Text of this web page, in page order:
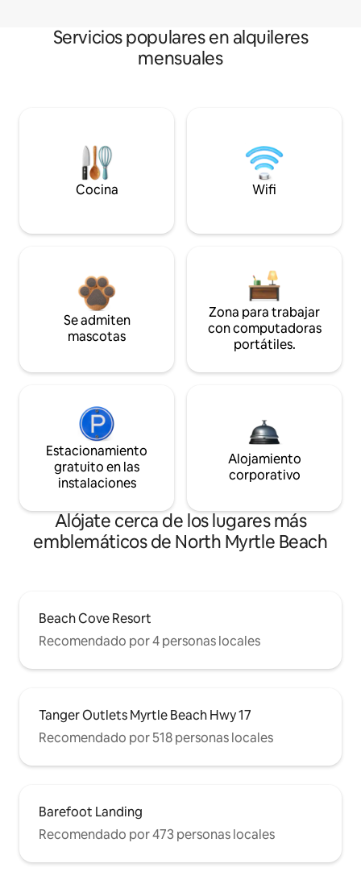
Servicios populares en alquileres
mensuales
Cocina Wifi
Se admiten
mascotas
Zona para trabajar
con computadoras
portátiles.
Estacionamiento
gratuito en las
instalaciones
Alojamiento
corporativo
Alójate cerca de los lugares más
emblemáticos de North Myrtle Beach
Beach Cove Resort
Recomendado por 4 personas locales
Tanger Outlets Myrtle Beach Hwy 17
Recomendado por 518 personas locales
Barefoot Landing
Recomendado por 473 personas locales